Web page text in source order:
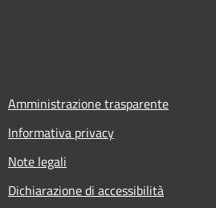
Amministrazione trasparente
Informativa privacy
Note legali
Dichiarazione di accessibilità